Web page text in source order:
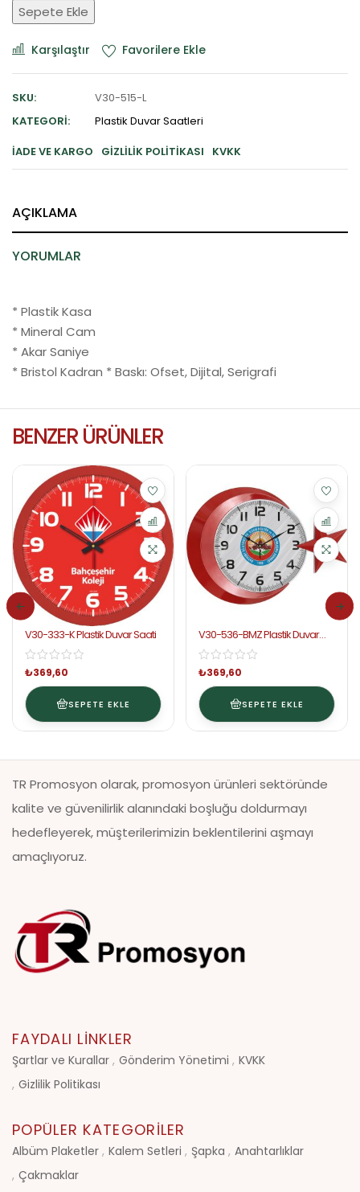
Sepete Ekle
Karşılaştır Favorilere Ekle
SKU:
V30-515-L
KATEGORI:
Plastik Duvar Saatleri
İADE VE KARGO
GIZLILIK POLITIKASI KVKK
AÇIKLAMA
YORUMLAR
* Plastik Kasa
* Mineral Cam
* Akar Saniye
* Bristol Kadran * Baskı: Ofset, Dijital, Serigrafi
BENZER ÜRÜNLER
V30-333-K Plastik Duvar Saati
₺369,60
SEPETE EKLE
V30-536-BMZ Plastik Duvar
Saati
₺369,60
SEPETE EKLE
TR Promosyon olarak, promosyon ürünleri sektöründe
kalite ve güvenilirlik alanındaki boşluğu doldurmayı
hedefleyerek, müşterilerimizin beklentilerini aşmayı
amaçlıyoruz.
FAYDALI LINKLER
Şartlar ve Kurallar Gönderim Yönetimi
KVKK
Gizlilik Politikası
POPÜLER KATEGORILER
Albüm Plaketler Kalem Setleri Şapka
Anahtarlıklar
Çakmaklar